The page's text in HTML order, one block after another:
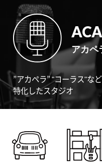
アカペ
”アカペラ” "コーラス"な
特化したスタジオ